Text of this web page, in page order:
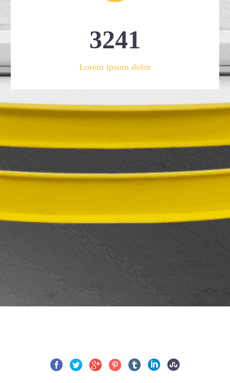
3241
Lorem ipsum dolor